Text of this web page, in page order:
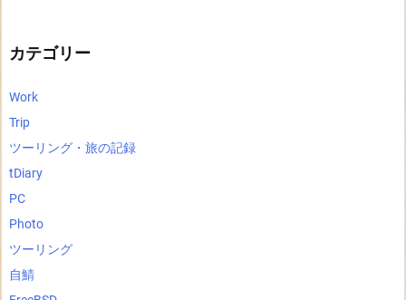
カテゴリー
Work
Trip
ツーリング・旅の記録
tDiary
PC
Photo
ツーリング
自鯖